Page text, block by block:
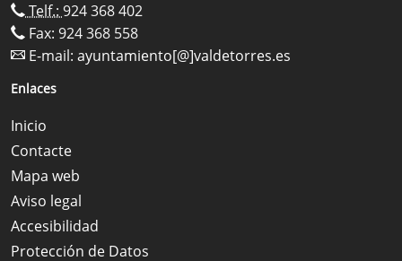
Telf.: 924 368 402
Fax: 924 368 558
E-mail: ayuntamiento[@]valdetorres.es
Enlaces
Inicio
Contacte
Mapa web
Aviso legal
Accesibilidad
Protección de Datos